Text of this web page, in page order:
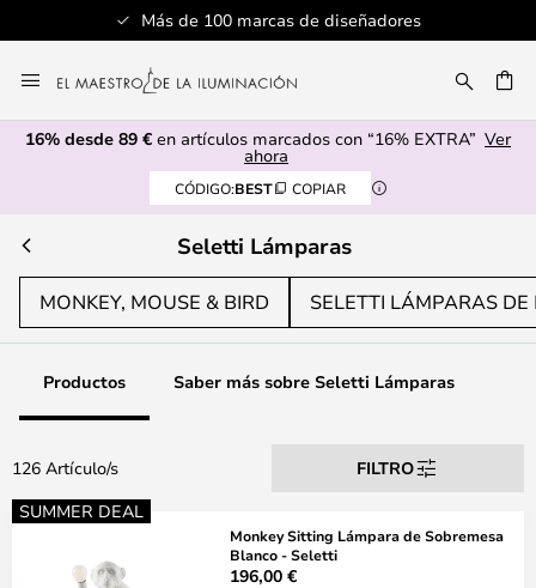
Servicio al cliente profesional
al
contenido
16% desde 89 € en artículos marcados con “16% EXTRA” Ver
ahora
CÓDIGO:BEST COPIAR
Seletti Lámparas
MONKEY, MOUSE & BIRD SELETTI LÁMPARAS DE
Productos Saber más sobre Seletti Lámparas
126 Artículo/s
FILTRO
SUMMER DEAL
Monkey Sitting Lámpara de Sobremesa
Blanco - Seletti
196,00 €